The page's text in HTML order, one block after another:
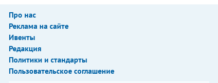
Про нас
Реклама на сайте
Ивенты
Редакция
Политики и стандарты
Пользовательское соглашение